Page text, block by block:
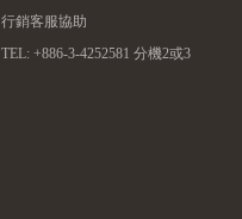
行銷客服協助
TEL: +886-3-4252581 分機2或3